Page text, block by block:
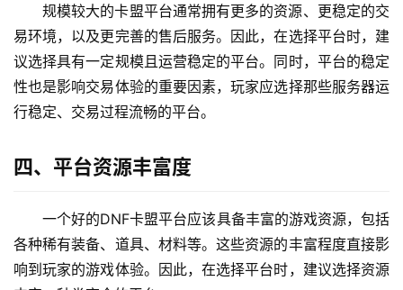
规模较大的卡盟平台通常拥有更多的资源、更稳定的交
易环境，以及更完善的售后服务。因此，在选择平台时，建
议选择具有一定规模且运营稳定的平台。同时，平台的稳定
性也是影响交易体验的重要因素，玩家应选择那些服务器运
行稳定、交易过程流畅的平台。
四、平台资源丰富度
一个好的DNF卡盟平台应该具备丰富的游戏资源，包括
各种稀有装备、道具、材料等。这些资源的丰富程度直接影
响到玩家的游戏体验。因此，在选择平台时，建议选择资源